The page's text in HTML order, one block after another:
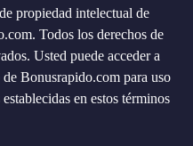
propiedad intelectual de
Todos los derechos de
Usted puede acceder a
Bonusrapido.com para uso
en estos términos